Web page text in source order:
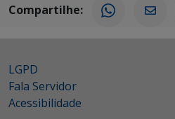
Compartilhe:
LGPD
Fala Servidor
Acessibilidade